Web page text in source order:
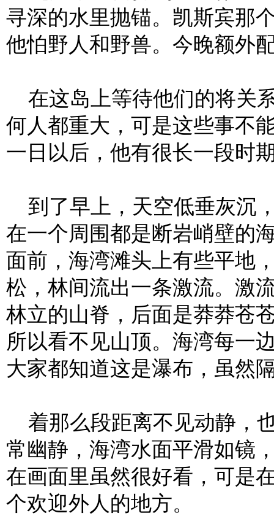
寻深的水里抛锚。凯斯宾那
他怕野人和野兽。今晚额外
在这岛上等待他们的将关
何人都重大，可是这些事不
一日以后，他有很长一段时
到了早上，天空低垂灰沉
在一个周围都是断岩峭壁的
面前，海湾滩头上有些平地
松，林间流出一条激流。激
林立的山脊，后面是莽莽苍
所以看不见山顶。海湾每一
大家都知道这是瀑布，虽然
着那么段距离不见动静，
常幽静，海湾水面平滑如镜
在画面里虽然很好看，可是
个欢迎外人的地方。